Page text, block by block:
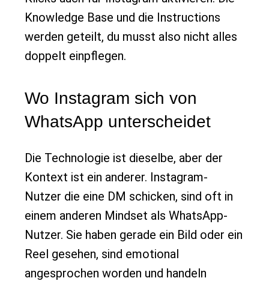
Knowledge Base und die Instructions
werden geteilt, du musst also nicht alles
doppelt einpflegen.
Wo Instagram sich von
WhatsApp unterscheidet
Die Technologie ist dieselbe, aber der
Kontext ist ein anderer. Instagram-
Nutzer die eine DM schicken, sind oft in
einem anderen Mindset als WhatsApp-
Nutzer. Sie haben gerade ein Bild oder ein
Reel gesehen, sind emotional
angesprochen worden und handeln